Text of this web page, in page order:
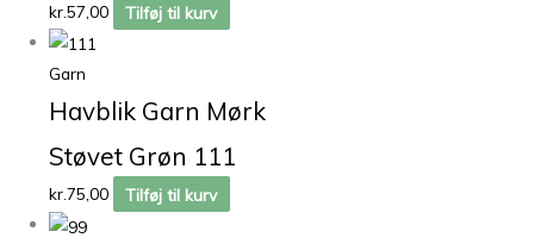
kr.57,00 Tilføj til kurv
Garn
Havblik Garn Mørk
Støvet Grøn 111
kr.75,00 Tilføj til kurv